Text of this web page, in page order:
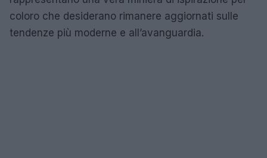
coloro che desiderano rimanere aggiornati sulle
tendenze più moderne e all’avanguardia.